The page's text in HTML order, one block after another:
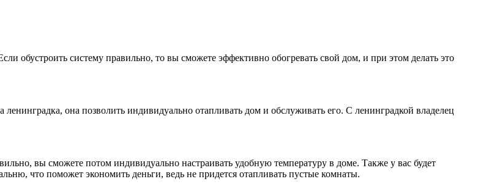
обустроить систему правильно, то вы сможете эффективно обогревать свой дом, и при этом делать это
она позволить индивидуально отапливать дом и обслуживать его. С ленинградкой владелец
вы сможете потом индивидуально настраивать удобную температуру в доме. Также у вас будет
что поможет экономить деньги, ведь не придется отапливать пустые комнаты.